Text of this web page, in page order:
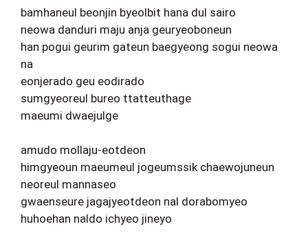
bamhaneul beonjin byeolbit hana dul sairo
neowa danduri maju anja geuryeoboneun
han pogui geurim gateun baegyeong sogui neowa
na
eonjerado geu eodirado
sumgyeoreul bureo ttatteuthage
maeumi dwaejulge
amudo mollaju-eotdeon
himgyeoun maeumeul jogeumssik chaewojuneun
neoreul mannaseo
gwaenseure jagajyeotdeon nal dorabomyeo
huhoehan naldo ichyeo jineyo